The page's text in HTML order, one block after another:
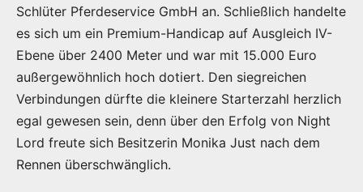
Schlüter Pferdeservice GmbH an. Schließlich handelte
es sich um ein Premium-Handicap auf Ausgleich IV-
Ebene über 2400 Meter und war mit 15.000 Euro
außergewöhnlich hoch dotiert. Den siegreichen
Verbindungen dürfte die kleinere Starterzahl herzlich
egal gewesen sein, denn über den Erfolg von Night
Lord freute sich Besitzerin Monika Just nach dem
Rennen überschwänglich.